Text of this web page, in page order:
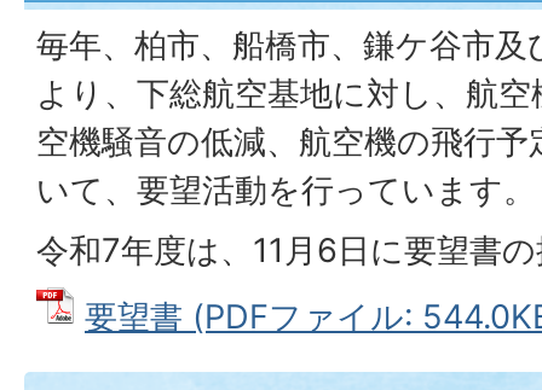
毎年、柏市、船橋市、鎌ケ谷市
より、下総航空基地に対し、航
空機騒音の低減、航空機の飛行
いて、要望活動を行っています。
令和7年度は、11月6日に要望書
要望書 (PDFファイル: